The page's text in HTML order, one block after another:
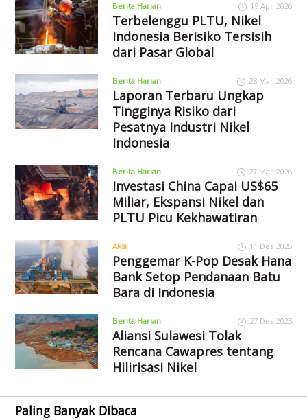
Berita Harian 19 Apr 2026
Terbelenggu PLTU, Nikel
Indonesia Berisiko Tersisih
dari Pasar Global
Berita Harian 28 Mar 2026
Laporan Terbaru Ungkap
Tingginya Risiko dari
Pesatnya Industri Nikel
Indonesia
Berita Harian 27 Mar 2026
Investasi China Capai US$65
Miliar, Ekspansi Nikel dan
PLTU Picu Kekhawatiran
Aksi 11 Des 2025
Penggemar K-Pop Desak Hana
Bank Setop Pendanaan Batu
Bara di Indonesia
Berita Harian 27 Des 2023
Aliansi Sulawesi Tolak
Rencana Cawapres tentang
Hilirisasi Nikel
Paling Banyak Dibaca